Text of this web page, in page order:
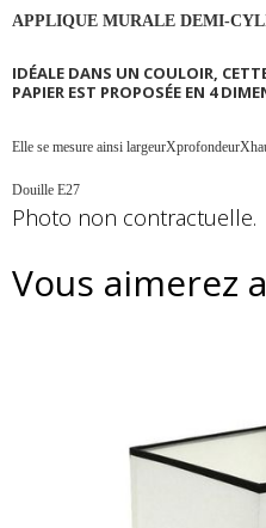
APPLIQUE MURALE DEMI-
IDÉALE DANS UN COULOIR,
PAPIER EST PROPOSÉE EN 4
Elle se mesure ainsi
Douille E27
Photo non contractuelle.
Vous aimerez